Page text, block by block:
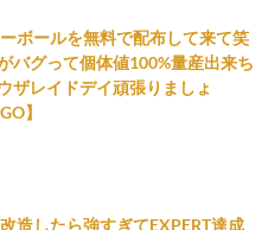
ボールを無料で配布して来て笑
バグって個体値100%量産出来ち
ザレイドデイ頑張りましょ
】
造したら強すぎてEXPERT達成